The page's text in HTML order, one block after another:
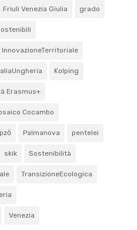
Friuli Venezia Giulia grado
InnovazioneTerritoriale
Kolping
Erasmus+
Cocambo
Palmanova pentelei
skik Sostenibilità
TransizioneEcologica
Venezia